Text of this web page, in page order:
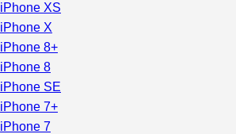
iPhone XS
iPhone X
iPhone 8+
iPhone 8
iPhone SE
iPhone 7+
iPhone 7